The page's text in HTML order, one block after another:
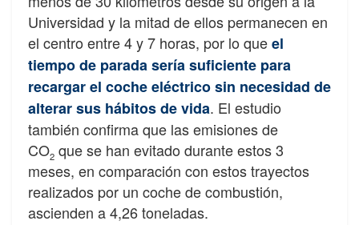
Universidad y la mitad de ellos permanecen en
el centro entre 4 y 7 horas, por lo queel
tiempo de parada sería suficiente para
recargar el coche eléctrico sin necesidad de
alterar sus hábitos de vida. El estudio
también confirma que las emisiones de
CO2 que se han evitado durante estos 3
meses, en comparación con estos trayectos
realizados por un coche de combustión,
ascienden a 4,26 toneladas.